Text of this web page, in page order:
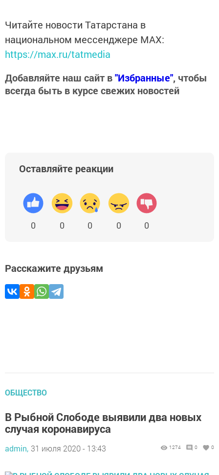
Читайте новости Татарстана в
национальном мессенджере MАХ:
https://max.ru/tatmedia
Добавляйте наш сайт в"Избранные", чтобы
всегда быть в курсе свежих новостей
Оставляйте реакции
0 0 0 0 0
Расскажите друзьям
ОБЩЕСТВО
В Рыбной Слободе выявили два новых
случая коронавируса
admin, 31 июля 2020 - 13:43 1274 0 0